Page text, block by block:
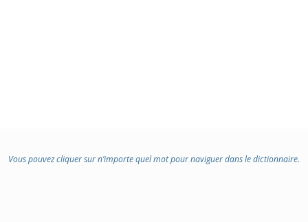
Vous pouvez cliquer sur n’importe quel mot pour naviguer dans le dictionnaire.